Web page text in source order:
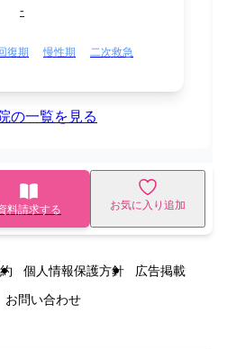
-
復期 慢性期
二次救急
の一覧を見る
料請求する お気に入り追加
個人情報保護方針
広告掲載
お問い合わせ